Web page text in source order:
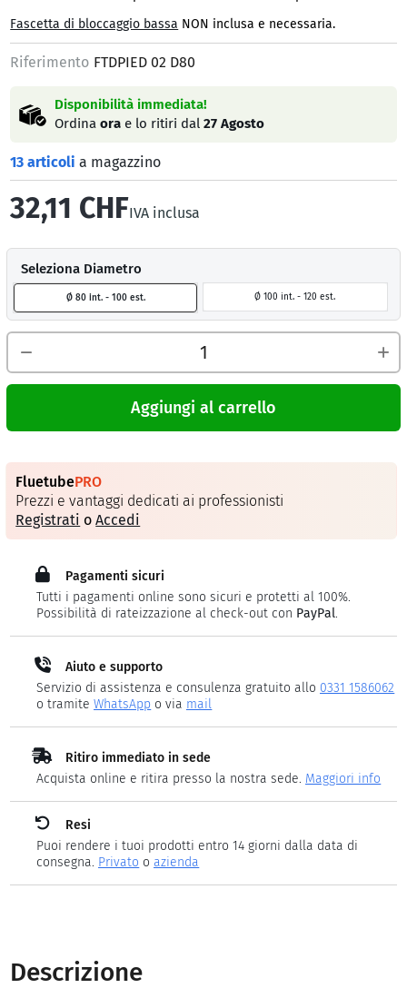
Fascetta di bloccaggio bassa NON inclusa e necessaria.
Riferimento FTDPIED 02 D80
Disponibilità immediata!
Ordinaora e lo ritiri dal27 Agosto
13 articolia magazzino
32,11 CHFIVA inclusa
Seleziona Diametro
Ø 80 int. - 100 est. Ø 100 int. - 120 est.
Aggiungi al carrello
FluetubePRO
Prezzi e vantaggi dedicati ai professionisti
Registrati oAccedi
Pagamenti sicuri
Tutti i pagamenti online sono sicuri e protetti al 100%.
Possibilità di rateizzazione al check-out con PayPal.
Aiuto e supporto
Servizio di assistenza e consulenza gratuito allo 0331 1586062
o tramiteWhatsApp o via mail
Ritiro immediato in sede
Acquista online e ritira presso la nostra sede. Maggiori info
Resi
Puoi rendere i tuoi prodotti entro 14 giorni dalla data di
consegna. Privato oazienda
Descrizione